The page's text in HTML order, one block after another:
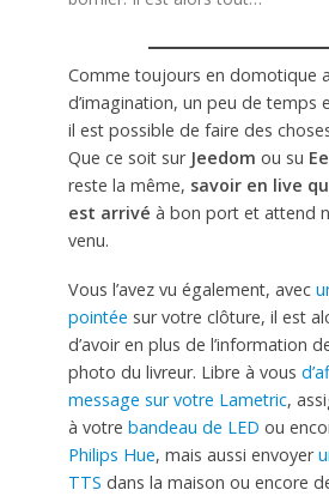
Comme toujours en domotique
d’imagination, un peu de temps
il est possible de faire des
Que ce soit sur Jeedom ou su
reste la même, savoir en live
est arrivé à bon port et attend
venu.
Vous l’avez vu également, avec
pointée sur votre clôture, il est
d’avoir en plus de l’information
photo du livreur. Libre à vous
message sur votre Lametric,
à votre bandeau de LED ou
Philips Hue, mais aussi envoyer
TTS dans la maison ou encore